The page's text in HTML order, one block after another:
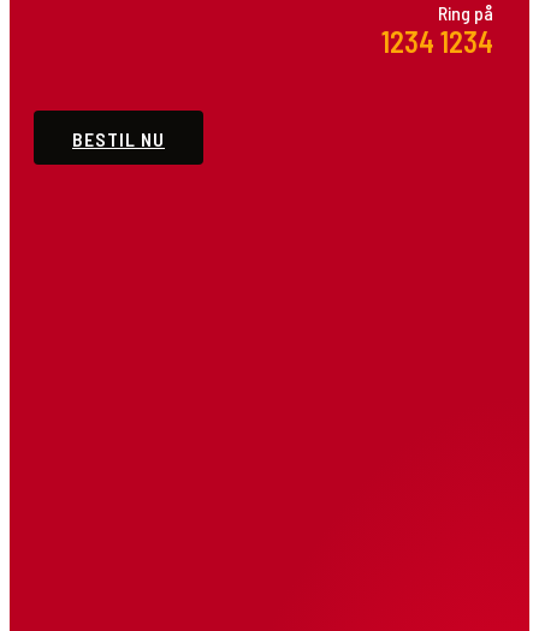
Ring på
1234 1234
Bestil online eller ring til os. Vi er klar til at tage
BESTIL NU